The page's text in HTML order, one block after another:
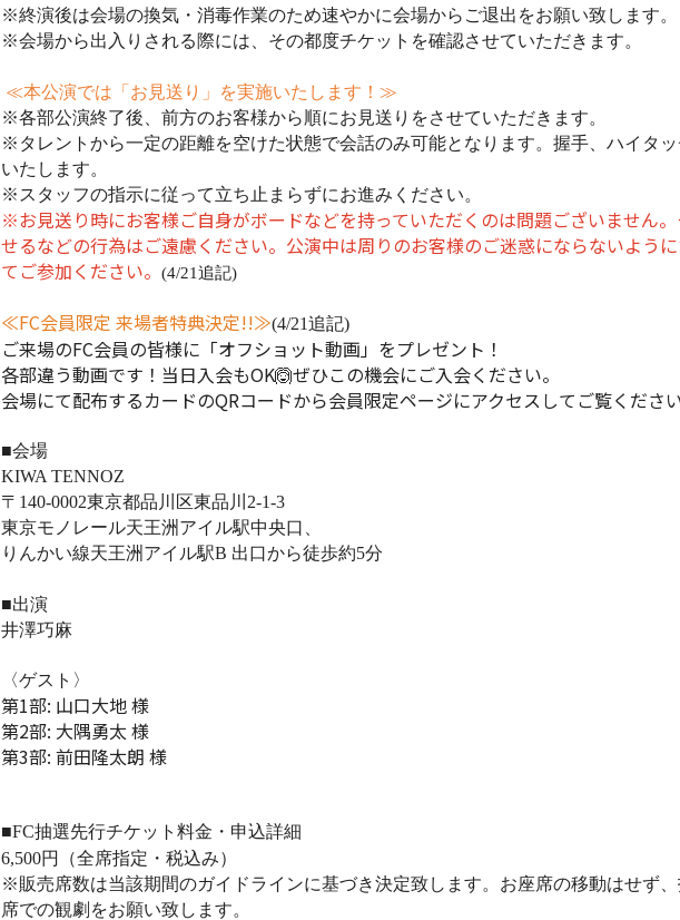
※終演後は会場の換気・消毒作業のため速やかに会場からご退出をお願い致します。
※会場から出入りされる際には、その都度チケットを確認させていただきます。
≪本公演では「お見送り」を実施いたします！≫
※各部公演終了後、前方のお客様から順にお見送りをさせていただきます。
※タレントから一定の距離を空けた状態で会話のみ可能となります。握手、ハイタッ
いたします。
※スタッフの指示に従って立ち止まらずにお進みください。
※お見送り時にお客様ご自身がボードなどを持っていただくのは問題ございません
せるなどの行為はご遠慮ください。公演中は周りのお客様のご迷惑にならないよう
てご参加ください。
(4/21追記)
≪FC会員限定 来場者特典決定!!≫(4/21追記)
ご来場のFC会員の皆様に「オフショット動画」をプレゼント！
各部違う動画です！当日入会もOK🙆ぜひこの機会にご入会ください。
会場にて配布するカードのQRコードから会員限定ページにアクセスしてご覧ください
■会場
KIWA TENNOZ
〒 140-0002東京都品川区東品川 2-1-3
東京モノレール天王洲アイル駅中央口、
りんかい線天王洲アイル駅B 出口から徒歩約5分
■出演
井澤巧麻
〈ゲスト〉
第1部: 山口大地 様
第2部: 大隅勇太 様
第3部: 前田隆太朗 様
■FC抽選先行チケット料金・申込詳細
6,500円（全席指定・税込み）
※販売席数は当該期間のガイドラインに基づき決定致します。お座席の移動はせず
席での観劇をお願い致します。